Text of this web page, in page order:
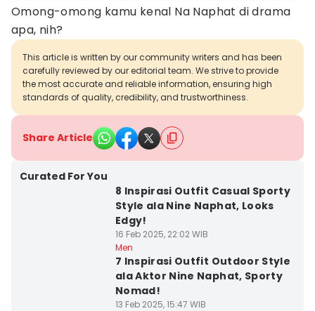
Omong-omong kamu kenal Na Naphat di drama
apa, nih?
This article is written by our community writers and has been
carefully reviewed by our editorial team. We strive to provide
the most accurate and reliable information, ensuring high
standards of quality, credibility, and trustworthiness.
Share Article
Curated For You
8 Inspirasi Outfit Casual Sporty
Style ala Nine Naphat, Looks
Edgy!
16 Feb 2025, 22:02 WIB
Men
7 Inspirasi Outfit Outdoor Style
ala Aktor Nine Naphat, Sporty
Nomad!
13 Feb 2025, 15:47 WIB